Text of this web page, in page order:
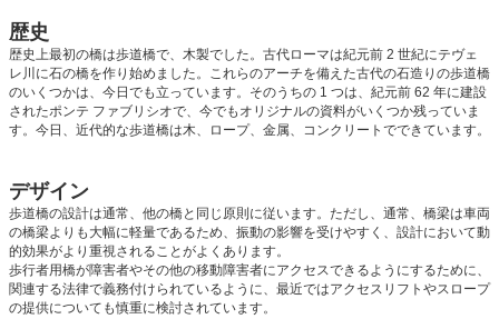
歴史
歴史上最初の橋は歩道橋で、木製でした。古代ローマは紀元前 2 世紀にテヴェ
レ川に石の橋を作り始めました。これらのアーチを備えた古代の石造りの歩道橋
のいくつかは、今日でも立っています。そのうちの 1 つは、紀元前 62 年に建設
されたポンテ ファブリシオで、今でもオリジナルの資料がいくつか残っていま
す。今日、近代的な歩道橋は木、ロープ、金属、コンクリートでできています。
デザイン
歩道橋の設計は通常、他の橋と同じ原則に従います。ただし、通常、橋梁は車両
の橋梁よりも大幅に軽量であるため、振動の影響を受けやすく、設計において動
的効果がより重視されることがよくあります。
歩行者用橋が障害者やその他の移動障害者にアクセスできるようにするために、
関連する法律で義務付けられているように、最近ではアクセスリフトやスロープ
の提供についても慎重に検討されています。